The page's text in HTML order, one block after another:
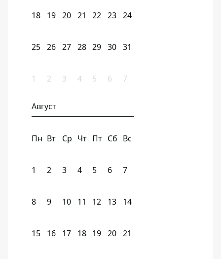
18 19 20 21 22 23 24
25 26 27 28 29 30 31
1 2 3 4 5 6 7
Август
Пн Вт Ср Чт Пт Сб Вс
1 2 3 4 5 6 7
8 9 10 11 12 13 14
15 16 17 18 19 20 21